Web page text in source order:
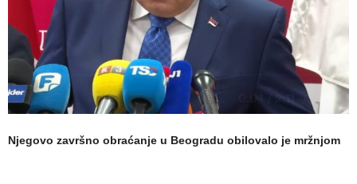
Njegovo završno obraćanje u Beogradu obilovalo je mržnjom